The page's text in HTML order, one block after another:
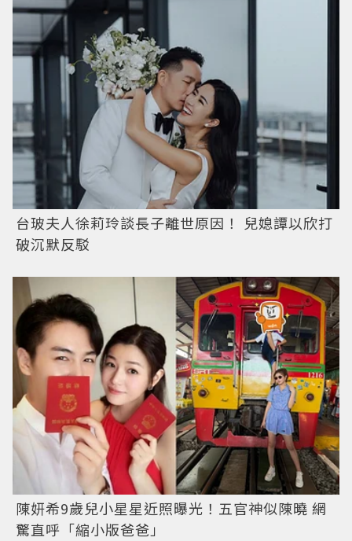
台玻夫人徐莉玲談長子離世原因！ 兒媳譚以欣打
破沉默反駁
陳妍希9歲兒小星星近照曝光！五官神似陳曉 網
驚直呼「縮小版爸爸」